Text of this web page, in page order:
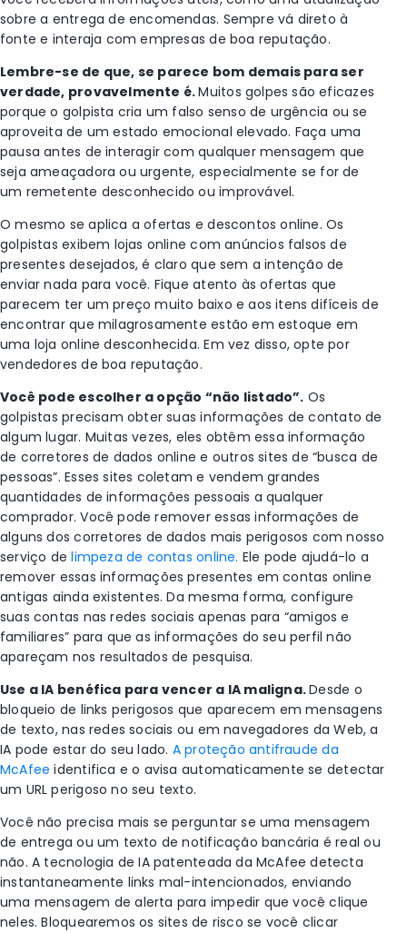
sobre a entrega de encomendas. Sempre vá direto à
fonte e interaja com empresas de boa reputação.
Lembre-se de que, se parece bom demais para ser
verdade, provavelmente é.Muitos golpes são eficazes
porque o golpista cria um falso senso de urgência ou se
aproveita de um estado emocional elevado. Faça uma
pausa antes de interagir com qualquer mensagem que
seja ameaçadora ou urgente, especialmente se for de
um remetente desconhecido ou improvável.
O mesmo se aplica a ofertas e descontos online. Os
golpistas exibem lojas online com anúncios falsos de
presentes desejados, é claro que sem a intenção de
enviar nada para você. Fique atento às ofertas que
parecem ter um preço muito baixo e aos itens difíceis de
encontrar que milagrosamente estão em estoque em
uma loja online desconhecida. Em vez disso, opte por
vendedores de boa reputação.
Você pode escolher a opção “não listado”. Os
golpistas precisam obter suas informações de contato de
algum lugar. Muitas vezes, eles obtêm essa informação
de corretores de dados online e outros sites de “busca de
pessoas”. Esses sites coletam e vendem grandes
quantidades de informações pessoais a qualquer
comprador. Você pode remover essas informações de
alguns dos corretores de dados mais perigosos com nosso
serviço delimpeza de contas online. Ele pode ajudá-lo a
remover essas informações presentes em contas online
antigas ainda existentes. Da mesma forma, configure
suas contas nas redes sociais apenas para “amigos e
familiares” para que as informações do seu perfil não
apareçam nos resultados de pesquisa.
Use a IA benéfica para vencer a IA maligna.Desde o
bloqueio de links perigosos que aparecem emmensagens
de texto, nas redes sociais ou em navegadores da Web, a
IA pode estar do seu lado. A proteção antifraude da
McAfee identifica e o avisa automaticamente se detectar
um URL perigoso no seu texto.
Você não precisa mais se perguntar se uma mensagem
de entrega ou um texto de notificação bancária é real ou
não. A tecnologia de IA patenteada da McAfee detecta
instantaneamente links mal-intencionados, enviando
uma mensagem de alerta para impedir que você clique
neles. Bloquearemos os sites de risco se você clicar